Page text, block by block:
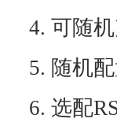
4. 可随
5. 随机
6. 选配